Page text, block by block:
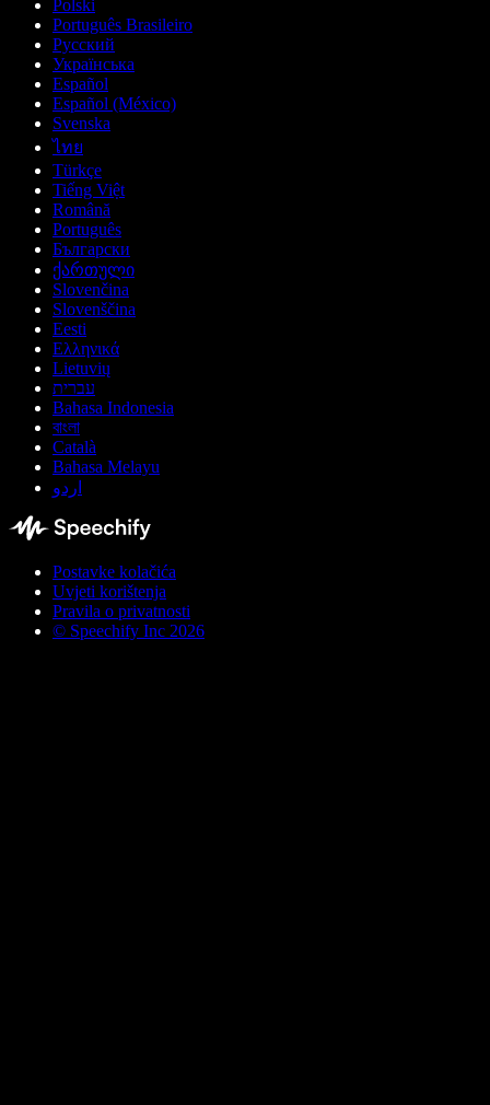
Polski
Português Brasileiro
Русский
Українська
Español
Español (México)
Svenska
ไทย
Türkçe
Tiếng Việt
Română
Português
Български
ქართული
Slovenčina
Slovenščina
Eesti
Ελληνικά
Lietuvių
עברית
Bahasa Indonesia
বাংলা
Català
Bahasa Melayu
اردو
Postavke kolačića
Uvjeti korištenja
Pravila o privatnosti
© Speechify Inc 2026